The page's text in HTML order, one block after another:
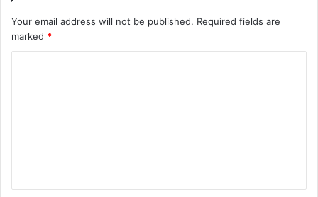
Your email address will not be published. Required fields are
marked *
t